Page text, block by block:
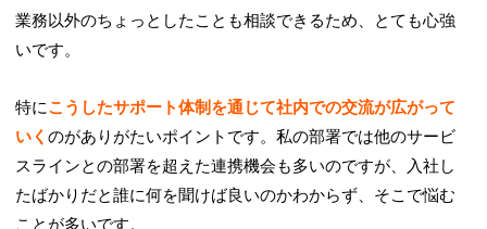
業務以外のちょっとしたことも相談できるため、とても心強
いです。
特にこうしたサポート体制を通じて社内での交流が広がって
いくのがありがたいポイントです。私の部署では他のサービ
スラインとの部署を超えた連携機会も多いのですが、入社し
たばかりだと誰に何を聞けば良いのかわからず、そこで悩む
ことが多いです。